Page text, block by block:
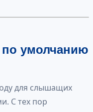
по умолчанию
для слышащих
С тех пор